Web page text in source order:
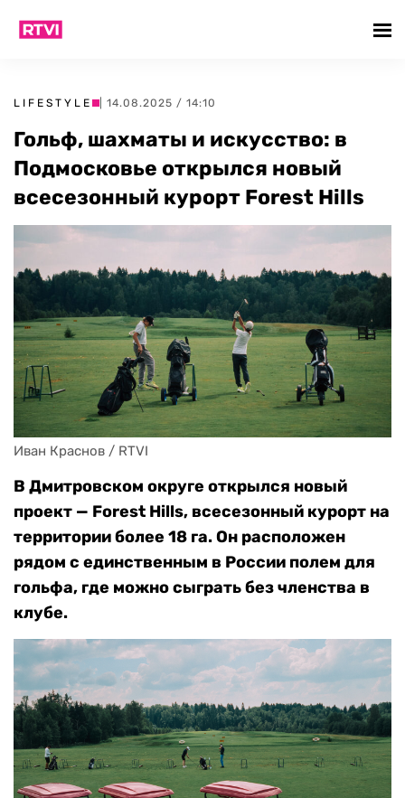
LIFESTYLE | 14.08.2025 / 14:10
Гольф, шахматы и искусство: в
Подмосковье открылся новый
всесезонный курорт Forest Hills
Иван Краснов / RTVI
В Дмитровском округе открылся новый
проект — Forest Hills, всесезонный курорт на
территории более 18 га. Он расположен
рядом с единственным в России полем для
гольфа, где можно сыграть без членства в
клубе.